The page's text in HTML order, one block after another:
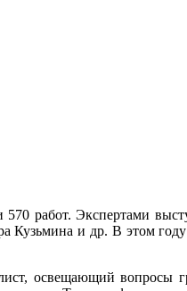
работ. Экспертами
Кузьмина и др. В этом
освещающий вопросы